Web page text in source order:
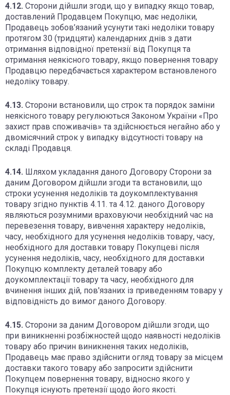
4.12. Сторони дійшли згоди, що у випадку якщо товар,
доставлений Продавцем Покупцю, має недоліки,
Продавець зобов’язаний усунути такі недоліки товару
протягом 30 (тридцяти) календарних днів з дати
отримання відповідної претензії від Покупця та
отримання неякісного товару, якщо повернення товару
Продавцю передбачається характером встановленого
недоліку товару.
4.13. Сторони встановили, що строк та порядок заміни
неякісного товару регулюються Законом України «Про
захист прав споживачів» та здійснюється негайно або у
двомісячний строк у випадку відсутності товару на
складі Продавця.
4.14. Шляхом укладання даного Договору Сторони за
даним Договором дійшли згоди та встановили, що
строки усунення недоліків та доукомплектування
товару згідно пунктів 4.11. та 4.12. даного Договору
являються розумними враховуючи необхідний час на
перевезення товару, вивчення характеру недоліків,
часу, необхідного для усунення недоліків товару, часу,
необхідного для доставки товару Покупцеві після
усунення недоліків, часу, необхідного для доставки
Покупцю комплекту деталей товару або
доукомплектації товару та часу, необхідного для
вчинення інших дій, пов'язаних із приведенням товару у
відповідність до вимог даного Договору.
4.15. Сторони за даним Договором дійшли згоди, що
при виникненні розбіжностей щодо наявності недоліків
товару або причин виникнення таких недоліків,
Продавець має право здійснити огляд товару за місцем
доставки такого товару або запросити здійснити
Покупцем повернення товару, відносно якого у
Покупця існують претензії щодо його якості.